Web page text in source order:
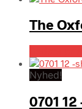
The
Nyhed!
0701